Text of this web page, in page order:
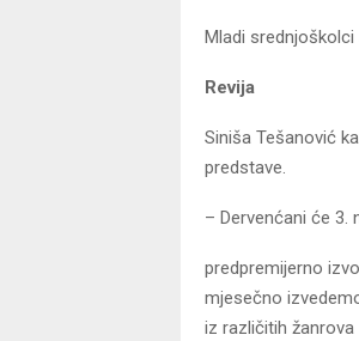
Mladi
Revija
Siniša Tešanović
predstave.
– Dervenćani će 3.
predpremijerno
mjesečno
iz različitih